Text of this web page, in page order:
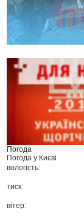
Погода
Погода у Києві
вологість:
тиск:
вітер: